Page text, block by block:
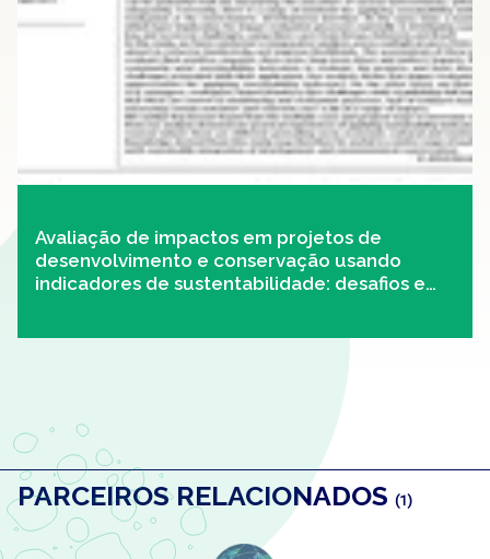
Avaliação de impactos em projetos de
desenvolvimento e conservação usando
indicadores de sustentabilidade: desafios e
PARCEIROS RELACIONADOS (1)